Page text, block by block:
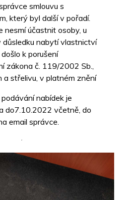
smlouvu s
který byl další v pořadí.
nesmí účastnit osoby, u
důsledku nabytí vlastnictví
k porušení
zákona č. 119/2002 Sb.,
a střelivu, v platném znění
nabídek je
do7.10.2022 včetně, do
email správce.